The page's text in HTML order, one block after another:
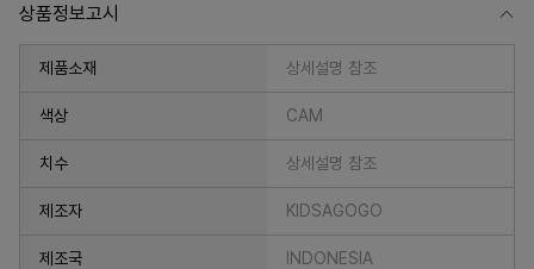
상품정보고시
제품소재 상세설명 참조
색상 CAM
치수 상세설명 참조
제조자 KIDSAGOGO
제조국 INDONESIA